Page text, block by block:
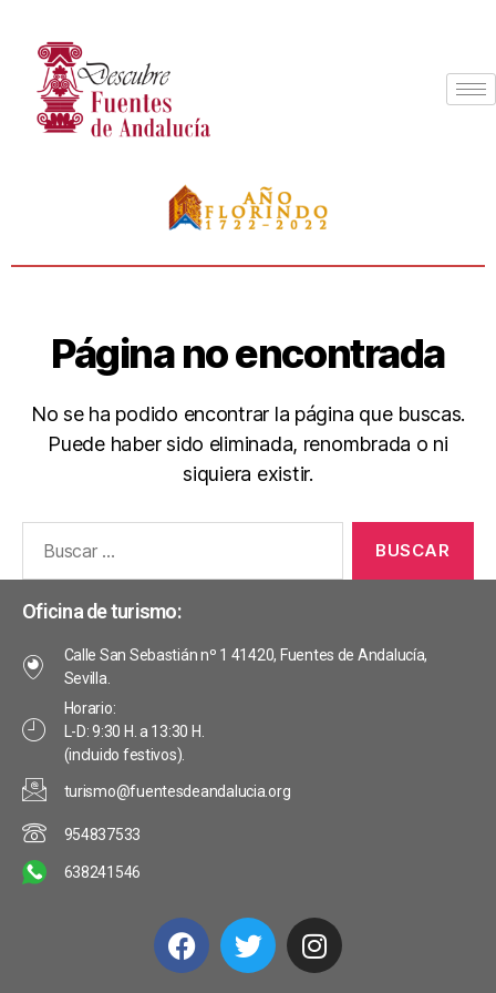
Página no encontrada
No se ha podido encontrar la página que buscas.
Puede haber sido eliminada, renombrada o ni
siquiera existir.
Oficina de turismo:
Calle San Sebastián nº 1 41420, Fuentes de Andalucía,
Sevilla.
Horario:
L-D: 9:30 H. a 13:30 H.
(incluido festivos).
turismo@fuentesdeandalucia.org
954837533
638241546